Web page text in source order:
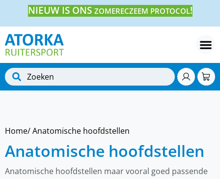
NIEUW IS ONS ZOMERECZEEM PROTOCOL!
Home/ Anatomische hoofdstellen
Anatomische hoofdstellen
Anatomische hoofdstellen maar vooral goed passende